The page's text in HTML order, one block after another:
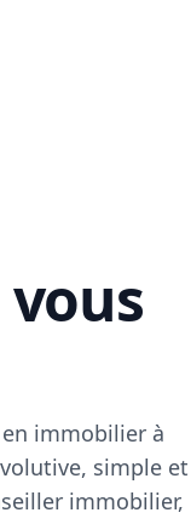
immobilier à
simple et
immobilier,